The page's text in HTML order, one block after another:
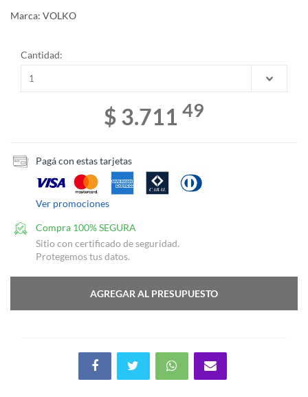
Marca: VOLKO
Cantidad:
$ 3.711 49
Pagá con estas tarjetas
Ver promociones
Compra 100% SEGURA
Sitio con certificado de seguridad.
Protegemos tus datos.
AGREGAR AL PRESUPUESTO